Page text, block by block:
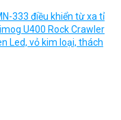
333 điều khiển từ xa tỉ
U400 Rock Crawler
Led, vỏ kim loại, thách